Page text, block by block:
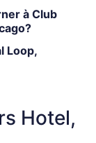
à Club
Loop,
Hotel,